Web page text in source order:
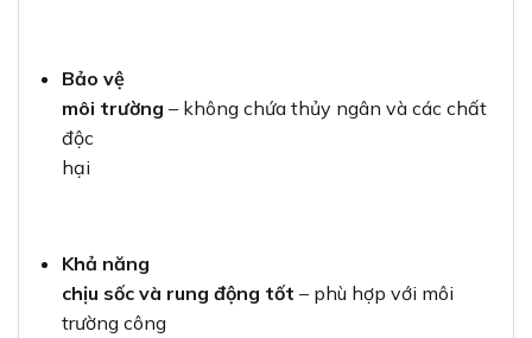
Bảo vệ
môi trường – không chứa thủy ngân và các chất
độc
hại
Khả năng
chịu sốc và rung động tốt – phù hợp với môi
trường công